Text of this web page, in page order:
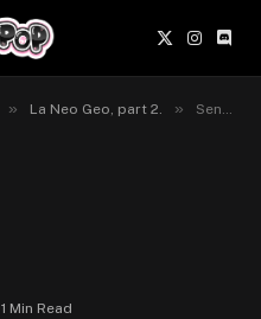
X
(Twitter)
» La Neo Geo, part 2. » Sengoku3
1 Min Read